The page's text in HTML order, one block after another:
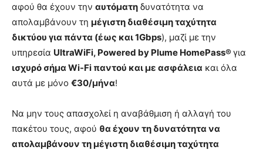
αφού θα έχουν την αυτόματη δυνατότητα να
απολαμβάνουν τη μέγιστη διαθέσιμη ταχύτητα
δικτύου για πάντα (έως και 1Gbps), μαζί με την
υπηρεσία UltraWiFi, Powered by Plume HomePass®για
ισχυρό σήμα Wi-Fi παντού και με ασφάλεια και όλα
αυτά με μόνο €30/μήνα!
Να μην τους απασχολεί η αναβάθμιση ή αλλαγή του
πακέτου τους, αφού θα έχουν τη δυνατότητα να
απολαμβάνουν τη μέγιστη διαθέσιμη ταχύτητα